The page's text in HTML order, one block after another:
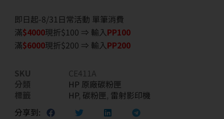
即日起-8/31日常活動 單筆消費
滿$4000現折$100 ⇒ 輸入PP100
滿$6000現折$200 ⇒ 輸入PP200
SKU
CE411A
分類
HP 原廠碳粉匣
標籤
HP, 碳粉匣, 雷射影印機
分享到: